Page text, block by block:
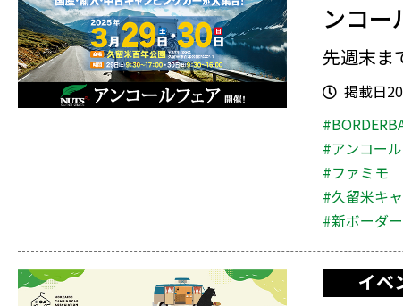
ンコー
先週末ま
掲載日
#アンコー
#ファミモ
#久留米キ
#新ボーダ
イベ